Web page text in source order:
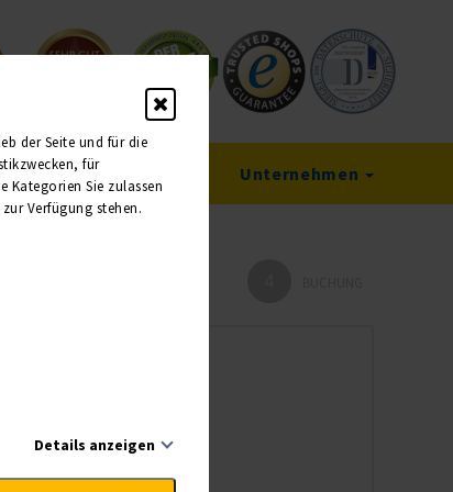
Service Unternehmen
der Seite und für die
für
Kategorien Sie zulassen
Verfügung stehen.
Details anzeigen